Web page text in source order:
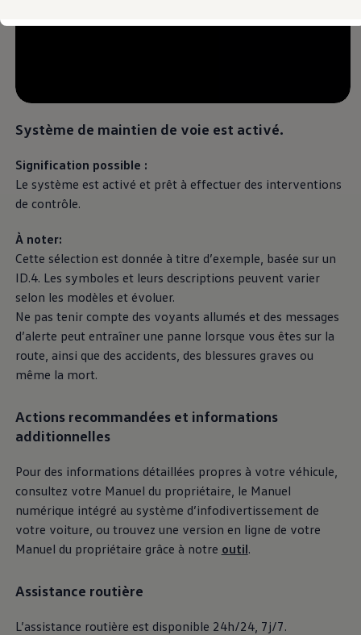
VolksKlub
Système de maintien de voie est activé.
Signification possible :
Le système est activé et prêt à effectuer des interventions
de contrôle.
À noter:
Cette sélection est donnée à titre d’exemple, basée sur un
ID.4. Les symboles et leurs descriptions peuvent varier
selon les modèles et évoluer.
Ne pas tenir compte des voyants allumés et des messages
d’alerte peut entraîner une panne lorsque vous êtes sur la
route, ainsi que des accidents, des blessures graves ou
même la mort.
Actions recommandées et informations
additionnelles
Pour des informations détaillées propres à votre véhicule,
consultez votre Manuel du propriétaire, le Manuel
numérique intégré au système d’infodivertissement de
votre voiture, ou trouvez une version en ligne de votre
Manuel du propriétaire grâce à notre outil.
Assistance routière
L’assistance routière est disponible 24h/24, 7j/7.